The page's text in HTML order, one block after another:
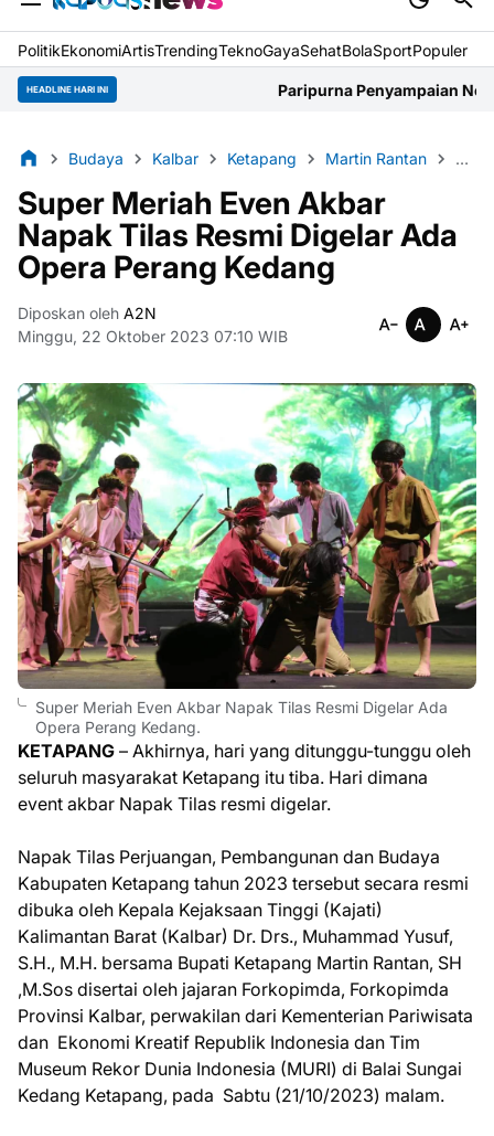
PolitikEkonomiArtisTrendingTeknoGayaSehatBolaSportPopuler
HEADLINE HARI INI Paripurna Penyampaian Nota PPAS APBD
Budaya Kalbar Ketapang Martin Rantan
Super Meriah Even Akbar
Napak Tilas Resmi Digelar Ada
Opera Perang Kedang
Diposkan oleh A2N
Minggu, 22 Oktober 2023 07:10 WIB
Super Meriah Even Akbar Napak Tilas Resmi Digelar Ada
Opera Perang Kedang.
KETAPANG – Akhirnya, hari yang ditunggu-tunggu oleh
seluruh masyarakat Ketapang itu tiba. Hari dimana
event akbar Napak Tilas resmi digelar.
Napak Tilas Perjuangan, Pembangunan dan Budaya
Kabupaten Ketapang tahun 2023 tersebut secara resmi
dibuka oleh Kepala Kejaksaan Tinggi (Kajati)
Kalimantan Barat (Kalbar) Dr. Drs., Muhammad Yusuf,
S.H., M.H. bersama Bupati Ketapang Martin Rantan, SH
,M.Sos disertai oleh jajaran Forkopimda, Forkopimda
Provinsi Kalbar, perwakilan dari Kementerian Pariwisata
dan Ekonomi Kreatif Republik Indonesia dan Tim
Museum Rekor Dunia Indonesia (MURI) di Balai Sungai
Kedang Ketapang, pada Sabtu (21/10/2023) malam.